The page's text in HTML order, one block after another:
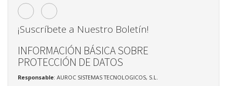
¡Suscríbete a Nuestro Boletín!
INFORMACIÓN BÁSICA SOBRE
PROTECCIÓN DE DATOS
Responsable: AUROC SISTEMAS TECNOLOGICOS, S.L.